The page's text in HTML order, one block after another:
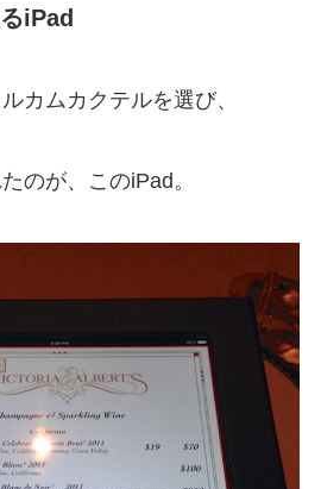
iPad
カムカクテルを選び、
のが、このiPad。